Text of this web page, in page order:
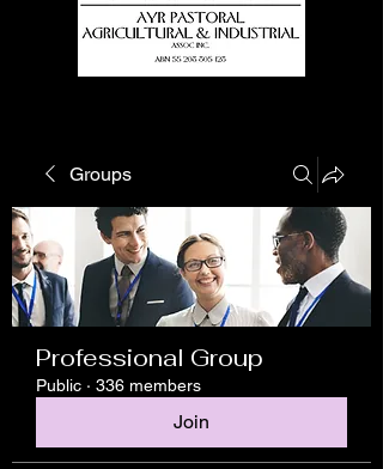
Groups
Professional Group
Public · 336 members
Join